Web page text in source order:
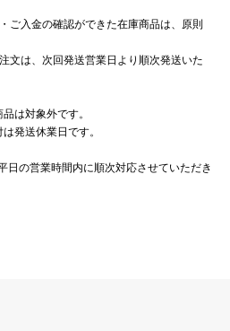
ご入金の確認ができた在庫商品は、原則
文は、次回発送営業日より順次発送いた
は対象外です。
発送休業日です。
日の営業時間内に順次対応させていただき